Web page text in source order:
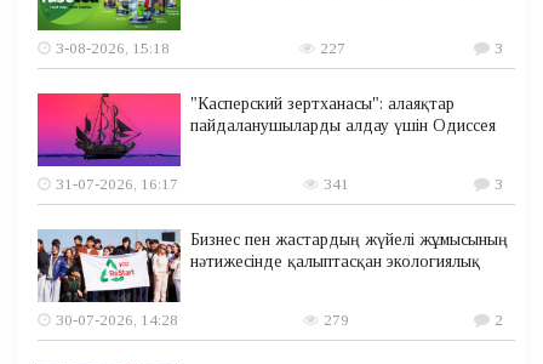
3-08-2026, 15:18 227 3
"Касперский зертханасы": алаяқтар
пайдаланушыларды алдау үшін Одиссея
31-07-2026, 16:17 341 3
Бизнес пен жастардың жүйелі жұмысының
нәтижесінде қалыптасқан экологиялық
30-07-2026, 14:28 279 2